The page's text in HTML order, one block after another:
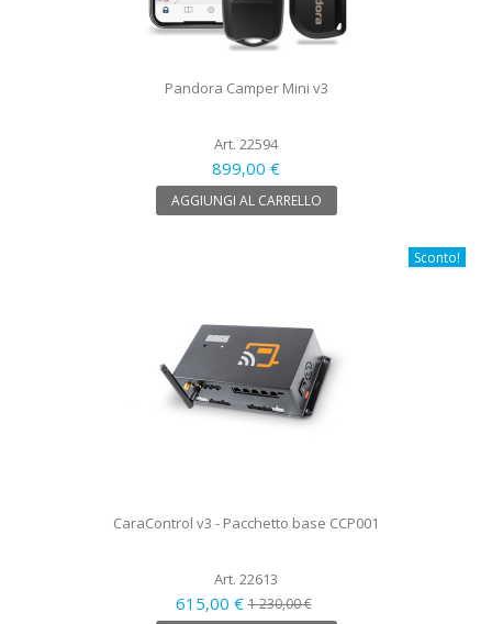
Pandora Camper Mini v3
Art. 22594
899,00 €
AGGIUNGI AL CARRELLO
Sconto!
CaraControl v3 - Pacchetto base CCP001
Art. 22613
615,00 €1 230,00 €